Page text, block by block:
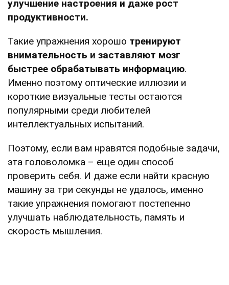
улучшение настроения и даже рост
продуктивности.
Такие упражнения хорошо тренируют
внимательность и заставляют мозг
быстрее обрабатывать информацию.
Именно поэтому оптические иллюзии и
короткие визуальные тесты остаются
популярными среди любителей
интеллектуальных испытаний.
Поэтому, если вам нравятся подобные задачи,
эта головоломка – еще один способ
проверить себя. И даже если найти красную
машину за три секунды не удалось, именно
такие упражнения помогают постепенно
улучшать наблюдательность, память и
скорость мышления.